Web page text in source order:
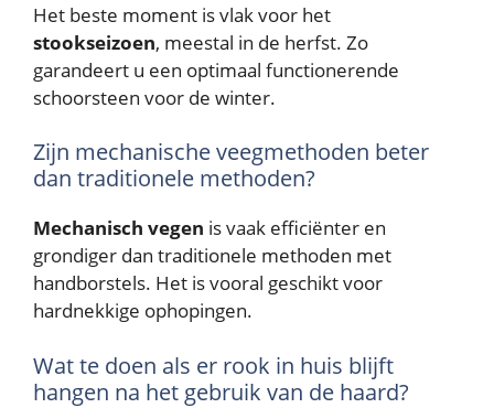
Het beste moment is vlak voor het
stookseizoen, meestal in de herfst. Zo
garandeert u een optimaal functionerende
schoorsteen voor de winter.
Zijn mechanische veegmethoden beter
dan traditionele methoden?
Mechanisch vegen is vaak efficiënter en
grondiger dan traditionele methoden met
handborstels. Het is vooral geschikt voor
hardnekkige ophopingen.
Wat te doen als er rook in huis blijft
hangen na het gebruik van de haard?